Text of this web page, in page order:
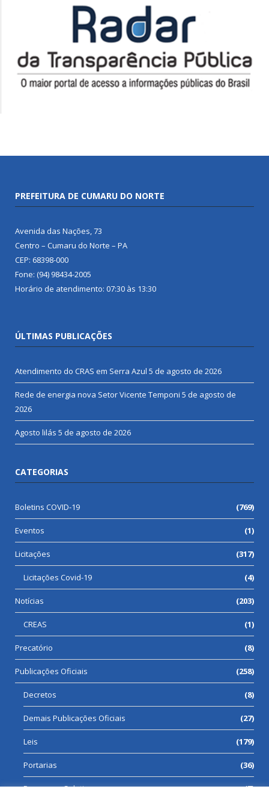
PREFEITURA DE CUMARU DO NORTE
Avenida das Nações, 73
Centro – Cumaru do Norte – PA
CEP: 68398-000
Fone: (94) 98434-2005
Horário de atendimento: 07:30 às 13:30
ÚLTIMAS PUBLICAÇÕES
Atendimento do CRAS em Serra Azul 5 de agosto de 2026
Rede de energia nova Setor Vicente Temponi 5 de agosto de
2026
Agosto lilás 5 de agosto de 2026
CATEGORIAS
Boletins COVID-19 (769)
Eventos (1)
Licitações (317)
Licitações Covid-19 (4)
Notícias (203)
CREAS (1)
Precatório (8)
Publicações Oficiais (258)
Decretos (8)
Demais Publicações Oficiais (27)
Leis (179)
Portarias (36)
Processos Seletivos (7)